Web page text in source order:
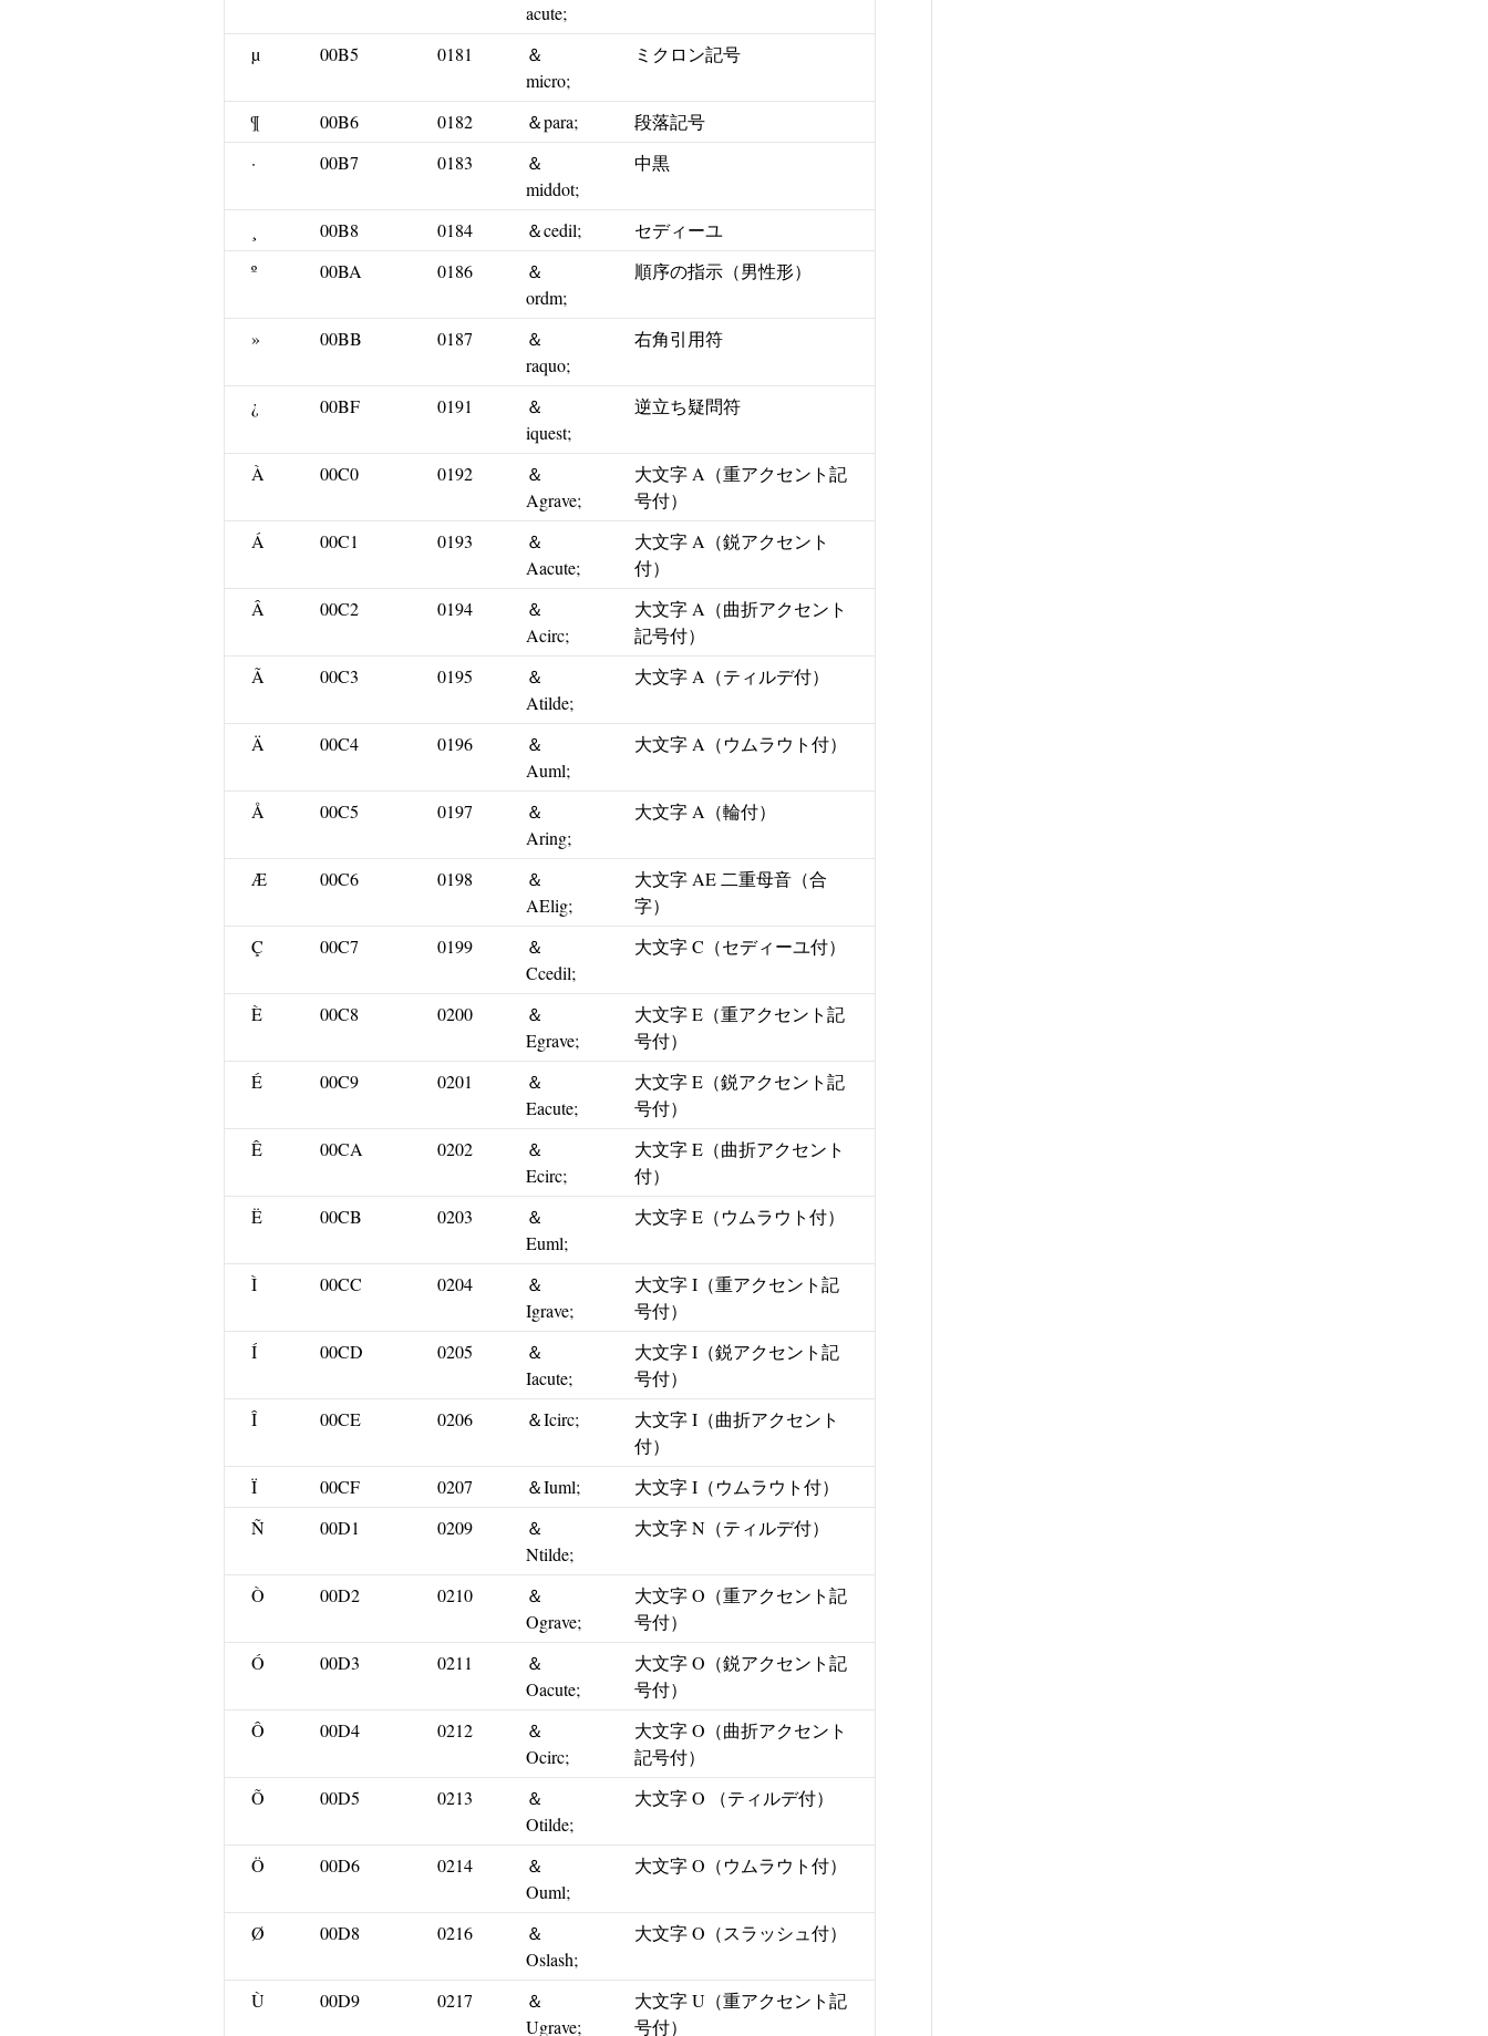
acute;
µ 00B5 0181
＆
micro;
ミクロン記号
¶ 00B6 0182 ＆para;
段落記号
·
00B7 0183
＆
middot;
中黒
00B8 0184 ＆cedil;
セディーユ
º
00BA 0186
＆
ordm;
順序の指示（男性形）
» 00BB 0187
＆
raquo;
右角引用符
¿ 00BF 0191
＆
iquest;
逆立ち疑問符
À 00C0 0192
＆
Agrave;
大文字 A（重アクセント記
号付）
Á
00C1 0193
＆
Aacute;
大文字 A（鋭アクセント
付）
Â
00C2 0194
＆
Acirc;
大文字 A（曲折アクセント
記号付）
Ã
00C3 0195
＆
Atilde;
大文字 A（ティルデ付）
Ä 00C4 0196
＆
Auml;
大文字 A（ウムラウト付）
Å 00C5 0197
＆
Aring;
大文字 A（輪付）
Æ 00C6 0198
＆
AElig;
大文字 AE 二重母音（合
字）
Ç
00C7 0199
＆
Ccedil;
大文字 C（セディーユ付）
È 00C8 0200
＆
Egrave;
大文字 E（重アクセント記
号付）
É
00C9 0201
＆
Eacute;
大文字 E（鋭アクセント記
号付）
Ê
00CA 0202
＆
Ecirc;
大文字 E（曲折アクセント
付）
Ë
00CB 0203
＆
Euml;
大文字 E（ウムラウト付）
Ì 00CC 0204
＆
Igrave;
大文字 I（重アクセント記
号付）
Í
00CD 0205
＆
Iacute;
大文字 I（鋭アクセント記
号付）
Î
00CE 0206 ＆Icirc;
大文字 I（曲折アクセント
付）
Ï
00CF 0207 ＆Iuml;
大文字 I（ウムラウト付）
Ñ
00D1 0209
＆
Ntilde;
大文字 N（ティルデ付）
Ò 00D2 0210
＆
Ograve;
大文字 O（重アクセント記
号付）
Ó
00D3 0211
＆
Oacute;
大文字 O（鋭アクセント記
号付）
Ô
00D4 0212
＆
Ocirc;
大文字 O（曲折アクセント
記号付）
Õ
00D5 0213
＆
Otilde;
大文字 O （ティルデ付）
Ö 00D6 0214
＆
Ouml;
大文字 O（ウムラウト付）
Ø 00D8 0216
＆
Oslash;
大文字 O（スラッシュ付）
Ù 00D9 0217
＆
Ugrave;
大文字 U（重アクセント記
号付）